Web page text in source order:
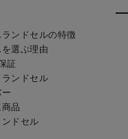
ンドセルの特徴
選ぶ理由
証
ンドセル
品
ドセル